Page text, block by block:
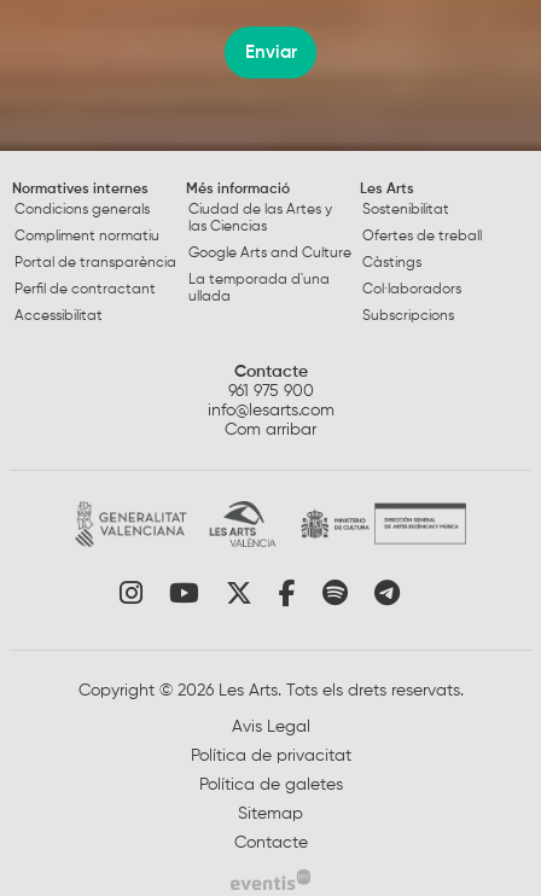
Enviar
Normatives internes
Condicions generals
Compliment normatiu
Portal de transparència
Perfil de contractant
Accessibilitat
Més informació
Ciudad de las Artes y
las Ciencias
Google Arts and Culture
La temporada d'una
ullada
Les Arts
Sostenibilitat
Ofertes de treball
Càstings
Col·laboradors
Subscripcions
Contacte
961 975 900
info@lesarts.com
Com arribar
Link a instagram
Link a youtube
Link a twitter
Link a facebook
Link a spotify
Link a
Copyright © 2026 Les Arts. Tots els drets reservats.
Avis Legal
Política de privacitat
Política de galetes
Sitemap
Contacte